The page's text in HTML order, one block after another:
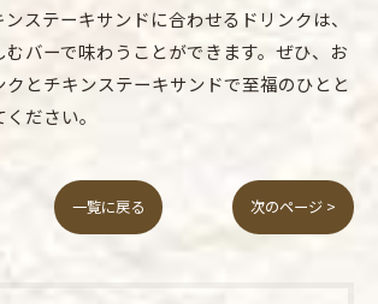
ステーキサンドに合わせるドリンクは、
バーで味わうことができます。ぜひ、お
とチキンステーキサンドで至福のひとと
ださい。
一覧に戻る 次のページ >